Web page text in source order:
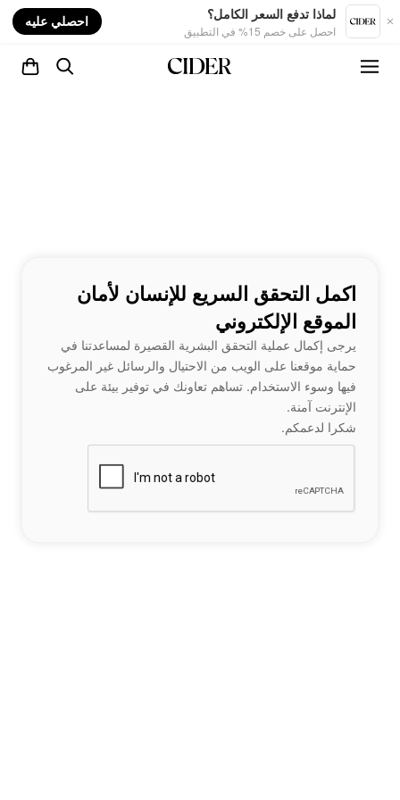
لماذا تدفع السعر الكامل؟
احصل على خصم 15% في التطبيق
احصلي عليه
اكمل التحقق السريع للإنسان لأمان
الموقع الإلكتروني
يرجى إكمال عملية التحقق البشرية القصيرة لمساعدتنا في
حماية موقعنا على الويب من الاحتيال والرسائل غير المرغوب
فيها وسوء الاستخدام. تساهم تعاونك في توفير بيئة على
الإنترنت آمنة.
شكرا لدعمكم.